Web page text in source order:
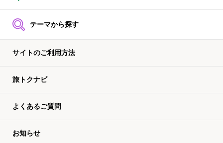
テーマから探す
サイトのご利用方法
旅トクナビ
よくあるご質問
お知らせ